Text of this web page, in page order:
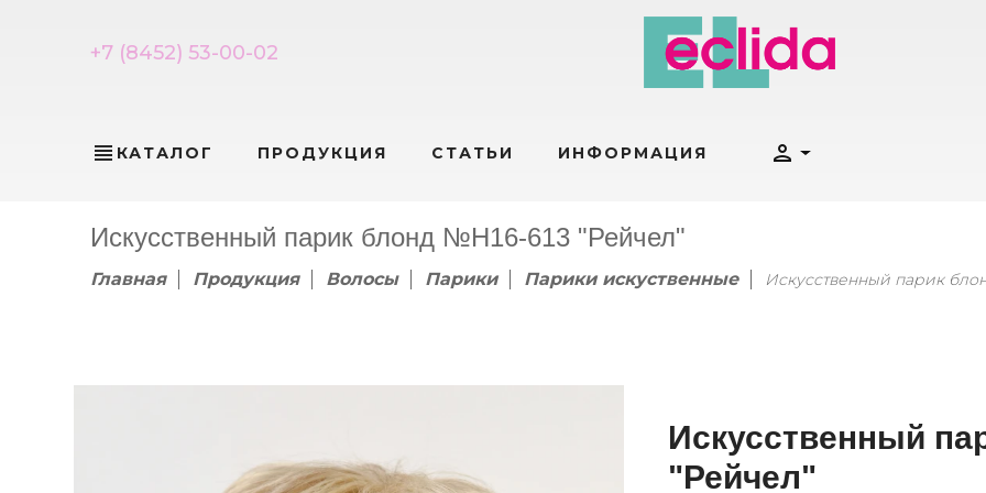
+7 (8452) 53-00-02
view_headline КАТАЛОГ ПРОДУКЦИЯ СТАТЬИ ИНФОРМАЦИЯ person
Искусственный парик блонд №H16-613 "Рейчел"
Главная Продукция Волосы Парики Парики искуственные Искусственный парик
Искусственный
"Рейчел"